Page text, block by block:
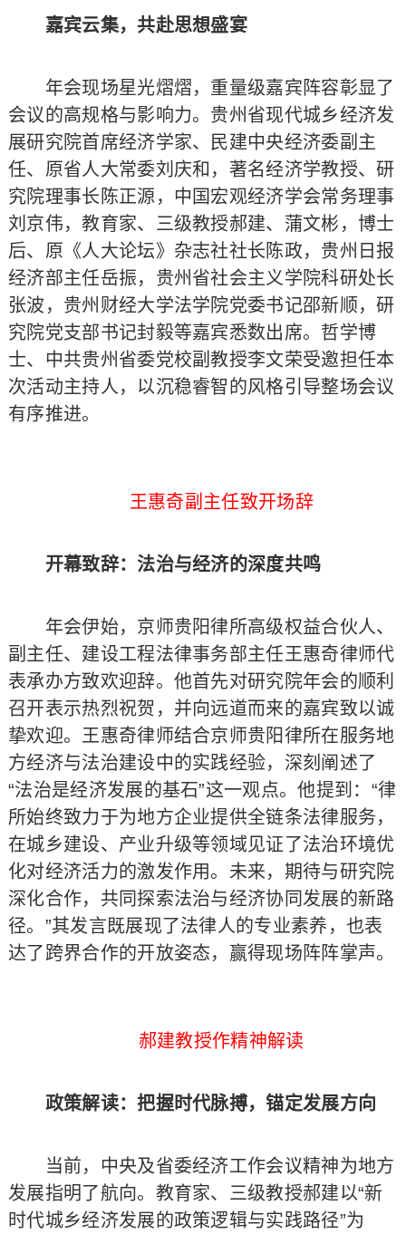
嘉宾云集，共赴思想盛宴
年会现场星光熠熠，重量级嘉宾阵容彰显了
会议的高规格与影响力。贵州省现代城乡经济发
展研究院首席经济学家、民建中央经济委副主
任、原省人大常委刘庆和，著名经济学教授、研
究院理事长陈正源，中国宏观经济学会常务理事
刘京伟，教育家、三级教授郝建、蒲文彬，博士
后、原《人大论坛》杂志社社长陈政，贵州日报
经济部主任岳振，贵州省社会主义学院科研处长
张波，贵州财经大学法学院党委书记邵新顺，研
究院党支部书记封毅等嘉宾悉数出席。哲学博
士、中共贵州省委党校副教授李文荣受邀担任本
次活动主持人，以沉稳睿智的风格引导整场会议
有序推进。
王惠奇副主任致开场辞
开幕致辞：法治与经济的深度共鸣
年会伊始，京师贵阳律所高级权益合伙人、
副主任、建设工程法律事务部主任王惠奇律师代
表承办方致欢迎辞。他首先对研究院年会的顺利
召开表示热烈祝贺，并向远道而来的嘉宾致以诚
挚欢迎。王惠奇律师结合京师贵阳律所在服务地
方经济与法治建设中的实践经验，深刻阐述了
“法治是经济发展的基石”这一观点。他提到：“律
所始终致力于为地方企业提供全链条法律服务，
在城乡建设、产业升级等领域见证了法治环境优
化对经济活力的激发作用。未来，期待与研究院
深化合作，共同探索法治与经济协同发展的新路
径。”其发言既展现了法律人的专业素养，也表
达了跨界合作的开放姿态，赢得现场阵阵掌声。
郝建教授作精神解读
政策解读：把握时代脉搏，锚定发展方向
当前，中央及省委经济工作会议精神为地方
发展指明了航向。教育家、三级教授郝建以“新
时代城乡经济发展的政策逻辑与实践路径”为